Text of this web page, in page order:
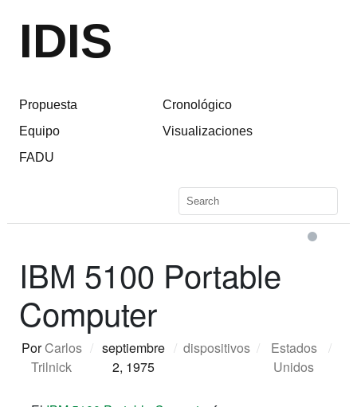
IDIS
Propuesta
Equipo
FADU
Cronológico
Visualizaciones
IBM 5100 Portable
Computer
PorCarlos
Trilnick
/ septiembre
2, 1975
/ dispositivos /
Estados
Unidos
/